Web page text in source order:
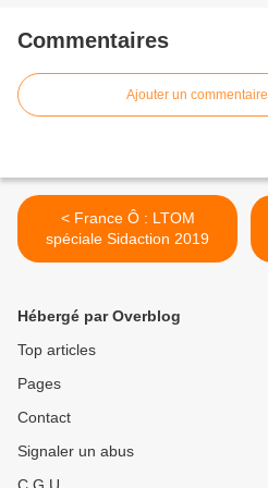
Commentaires
Ajouter un commentaire
< France Ô : LTOM
spéciale Sidaction 2019
Hébergé par Overblog
Top articles
Pages
Contact
Signaler un abus